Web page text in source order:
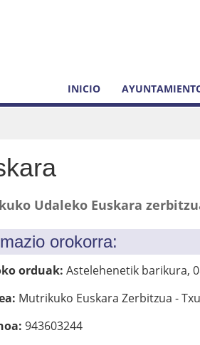
INICIO
Udaleko Euskara
orokorra:
orduak: Astelehenetik barikura,
Mutrikuko Euskara Zerbitzua -
943603244